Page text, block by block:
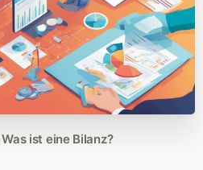
Was ist eine Bilanz?